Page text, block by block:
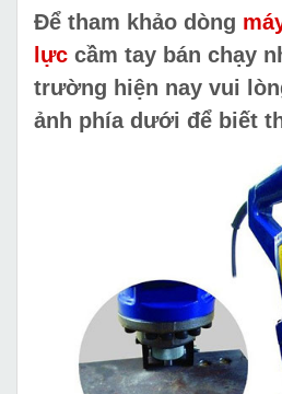
Để tham khảo dòng
lực cầm tay bán chạy
trường hiện nay vui
ảnh phía dưới để biết